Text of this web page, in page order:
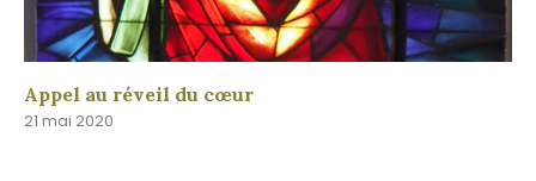
Appel au réveil du cœur
21 mai 2020